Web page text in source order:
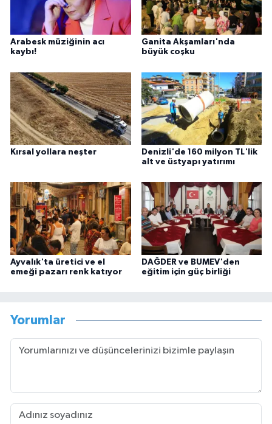
Arabesk müziğinin acı
kaybı!
Ganita Akşamları'nda
büyük coşku
Kırsal yollara neşter
Denizli'de 160 milyon TL'lik
alt ve üstyapı yatırımı
Ayvalık'ta üretici ve el
emeği pazarı renk katıyor
DAĞDER ve BUMEV'den
eğitim için güç birliği
Yorumlar